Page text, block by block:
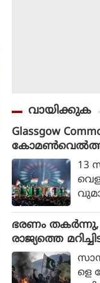
വായിക്കുക
Glassgow
കോമൺവെൽത്ത്
ഗ്ലാസ്ഗോയിൽ
ൽ നേട്ടത്തിൽ
13
ഭരണം
രാജ്യത്തെ
പാകിസ്ഥാന്‍
മൊഹ്സിന്‍ നഖ്വി
ളെ